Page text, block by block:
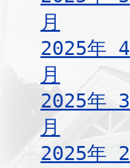
月
2025年 4
月
2025年 3
月
2025年 2